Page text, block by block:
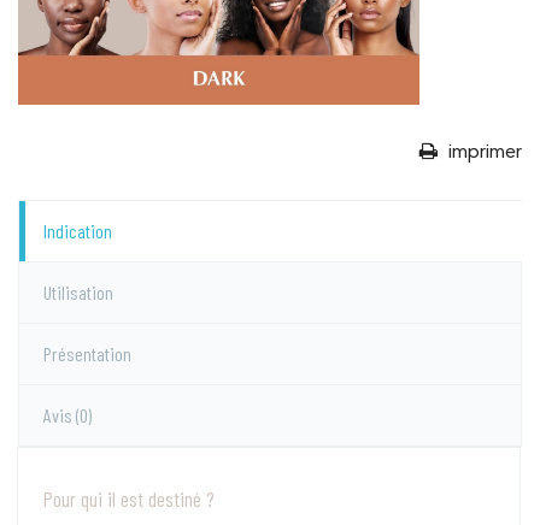
imprimer
Indication
Utilisation
Présentation
Avis (0)
Pour qui il est destiné ?